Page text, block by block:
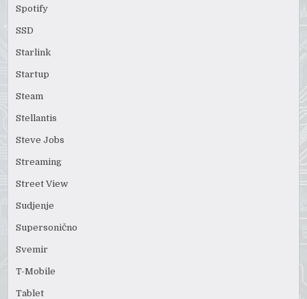
Spotify
SSD
Starlink
Startup
Steam
Stellantis
Steve Jobs
Streaming
Street View
Sudjenje
Supersonično
Svemir
T-Mobile
Tablet